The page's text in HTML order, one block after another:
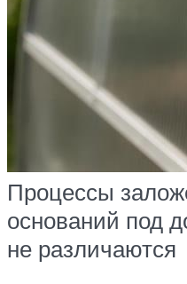
Процессы
оснований под
не различаются